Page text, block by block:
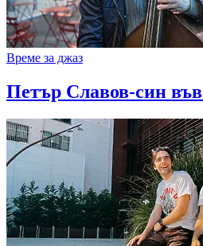
Време за джаз
Петър Славов-син